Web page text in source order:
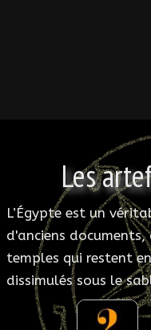
Les
L’Égypte est un
d'anciens
temples qui restent
dissimulés sous le